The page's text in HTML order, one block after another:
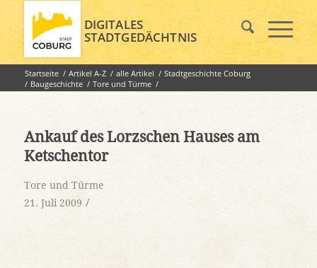
DIGITALES
STADTGEDÄCHTNIS
Startseite / Artikel A-Z / alle Artikel / Stadtgeschichte Coburg
/ Baugeschichte / Tore und Türme /
Ankauf des Lorzschen Hauses am Ketschentor
Ankauf des Lorzschen Hauses am
Ketschentor
Tore und Türme
21. Juli 2009 /